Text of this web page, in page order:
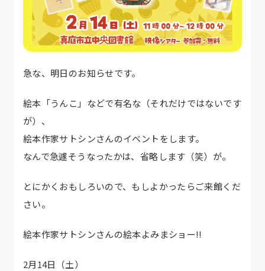
急な、明日のお知らせです。
絵本「うんこ」などで有名な（それだけではないです
が）、
絵本作家サトシンさんのイベントをします。
なんで急遽そうなったかは、省略します（笑）が。
とにかくおもしろいので、もしよかったらご来館くだ
さい。
絵本作家サトシンさんの絵本よみまショー!!
2月14日（土）